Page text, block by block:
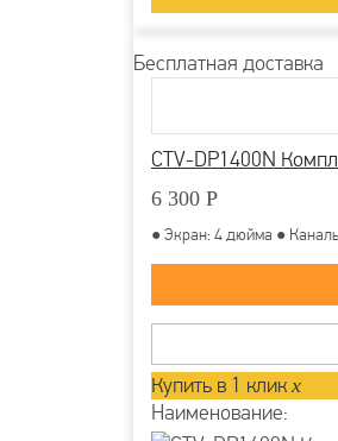
Бесплатная доставка
CTV-DP1400N
6 300 Р
● Экран: 4 дюйма ●
Купить в 1 клик x
Наименование: